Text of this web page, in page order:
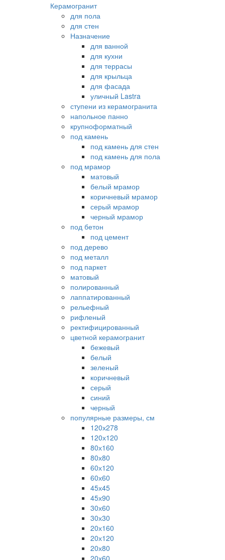
Керамогранит
для пола
для стен
Назначение
для ванной
для кухни
для террасы
для крыльца
для фасада
уличный Lastra
ступени из керамогранита
напольное панно
крупноформатный
под камень
под камень для стен
под камень для пола
под мрамор
матовый
белый мрамор
коричневый мрамор
серый мрамор
черный мрамор
под бетон
под цемент
под дерево
под металл
под паркет
матовый
полированный
лаппатированный
рельефный
рифленый
ректифицированный
цветной керамогранит
бежевый
белый
зеленый
коричневый
серый
синий
черный
популярные размеры, см
120х278
120х120
80х160
80х80
60х120
60х60
45х45
45х90
30х60
30х30
20х160
20х120
20х80